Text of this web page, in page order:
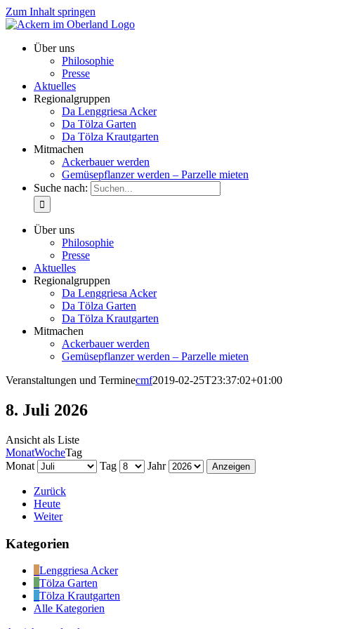
Zum Inhalt springen
Über uns
Philosophie
Presse
Aktuelles
Regionalgruppen
Da Lenggriesa Acker
Da Tölza Garten
Da Tölza Krautgarten
Mitmachen
Ackerbauer werden
Gemüsepflanzer werden – Parzelle mieten
Suche nach:
Über uns
Philosophie
Presse
Aktuelles
Regionalgruppen
Da Lenggriesa Acker
Da Tölza Garten
Da Tölza Krautgarten
Mitmachen
Ackerbauer werden
Gemüsepflanzer werden – Parzelle mieten
Veranstaltungen und Terminecmf2019-02-25T23:37:02+01:00
8. Juli 2026
Ansicht als Liste
MonatWocheTag
Monat
Tag Jahr
Zurück
Heute
Weiter
Kategorien
Lenggriesa Acker
Tölza Garten
Tölza Krautgarten
Alle Kategorien